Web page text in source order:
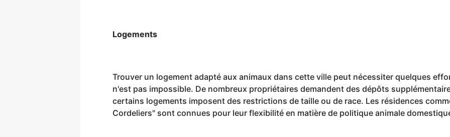
Logements
Trouver un logement adapté aux animaux dans cette ville peut nécessiter quelques
n'est pas impossible. De nombreux propriétaires demandent des dépôts
certains logements imposent des restrictions de taille ou de race. Les résidences
Cordeliers" sont connues pour leur flexibilité en matière de politique animale